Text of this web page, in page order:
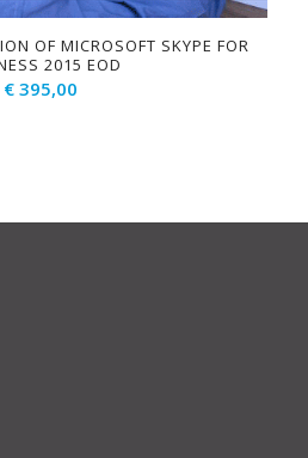
OF MICROSOFT SKYPE FOR
2015 EOD
€395,00